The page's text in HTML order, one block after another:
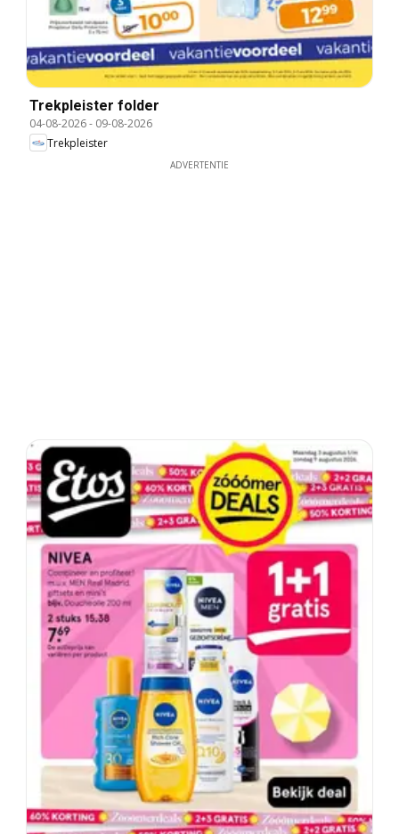
Trekpleister folder
04-08-2026- 09-08-2026
Trekpleister
ADVERTENTIE